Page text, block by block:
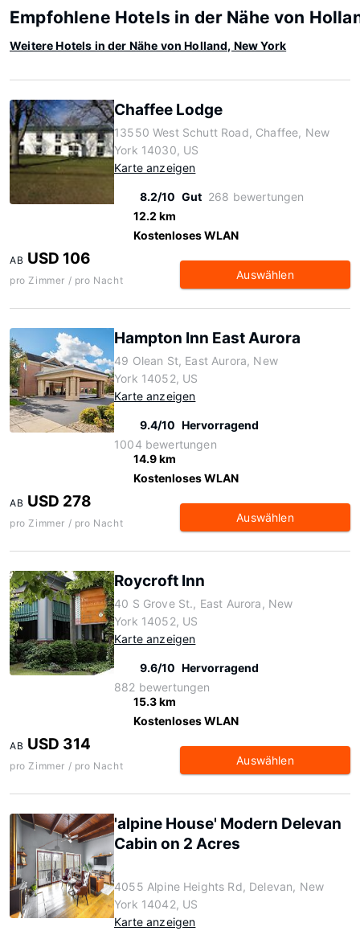
Empfohlene Hotels in der Nähe von
Weitere Hotels in der Nähe von Holland, New York
Chaffee Lodge
13550 West Schutt Road, Chaffee, New
York 14030, US
Karte anzeigen
8.2/10 Gut 268 bewertungen
12.2 km
Kostenloses WLAN
AB USD 106
pro Zimmer / pro Nacht Auswählen
Hampton Inn East Aurora
49 Olean St, East Aurora, New
York 14052, US
Karte anzeigen
9.4/10 Hervorragend
1004 bewertungen
14.9 km
Kostenloses WLAN
AB USD 278
pro Zimmer / pro Nacht Auswählen
Roycroft Inn
40 S Grove St., East Aurora, New
York 14052, US
Karte anzeigen
9.6/10 Hervorragend
882 bewertungen
15.3 km
Kostenloses WLAN
AB USD 314
pro Zimmer / pro Nacht Auswählen
'alpine House' Modern Delevan
Cabin on 2 Acres
4055 Alpine Heights Rd, Delevan, New
York 14042, US
Karte anzeigen